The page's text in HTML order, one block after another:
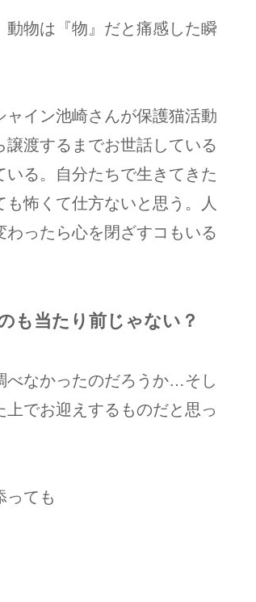
物は『物』だと痛感した瞬
イン池崎さんが保護猫活動
渡するまでお世話している
る。自分たちで生きてきた
怖くて仕方ないと思う。人
ったら心を閉ざすコもいる
も当たり前じゃない？
べなかったのだろうか…そし
でお迎えするものだと思っ
っても